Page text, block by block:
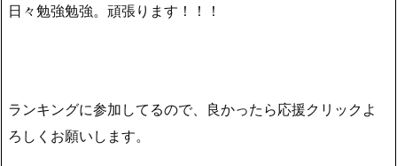
日々勉強勉強。頑張ります！！！
ランキングに参加してるので、良かったら応援クリックよ
ろしくお願いします。